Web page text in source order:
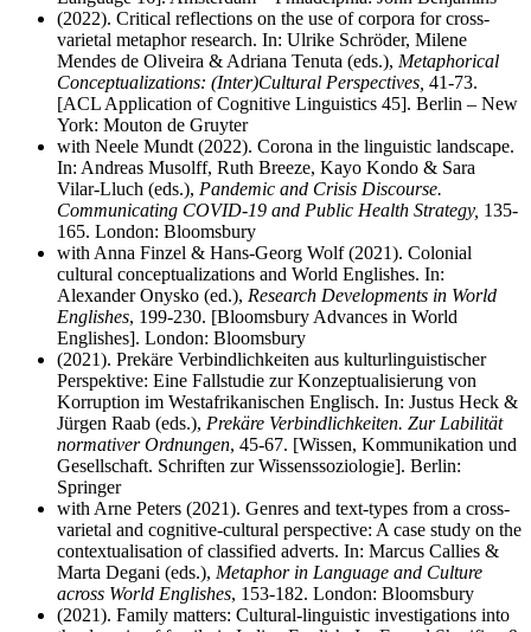
(2022). Critical reflections on the use of corpora for cross-
varietal metaphor research. In: Ulrike Schröder, Milene
Mendes de Oliveira & Adriana Tenuta (eds.), Metaphorical
Conceptualizations: (Inter)Cultural Perspectives, 41-73.
[ACL Application of Cognitive Linguistics 45]. Berlin – New
York: Mouton de Gruyter
with Neele Mundt (2022). Corona in the linguistic landscape.
In: Andreas Musolff, Ruth Breeze, Kayo Kondo & Sara
Vilar-Lluch (eds.), Pandemic and Crisis Discourse.
Communicating COVID-19 and Public Health Strategy, 135-
165. London: Bloomsbury
with Anna Finzel & Hans-Georg Wolf (2021). Colonial
cultural conceptualizations and World Englishes. In:
Alexander Onysko (ed.), Research Developments in World
Englishes, 199-230. [Bloomsbury Advances in World
Englishes]. London: Bloomsbury
(2021). Prekäre Verbindlichkeiten aus kulturlinguistischer
Perspektive: Eine Fallstudie zur Konzeptualisierung von
Korruption im Westafrikanischen Englisch. In: Justus Heck &
Jürgen Raab (eds.), Prekäre Verbindlichkeiten. Zur Labilität
normativer Ordnungen, 45-67. [Wissen, Kommunikation und
Gesellschaft. Schriften zur Wissenssoziologie]. Berlin:
Springer
with Arne Peters (2021). Genres and text-types from a cross-
varietal and cognitive-cultural perspective: A case study on the
contextualisation of classified adverts. In: Marcus Callies &
Marta Degani (eds.), Metaphor in Language and Culture
across World Englishes, 153-182. London: Bloomsbury
(2021). Family matters: Cultural-linguistic investigations into